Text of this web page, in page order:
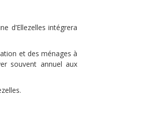
d’Ellezelles intégrera
et des ménages à
souvent annuel aux